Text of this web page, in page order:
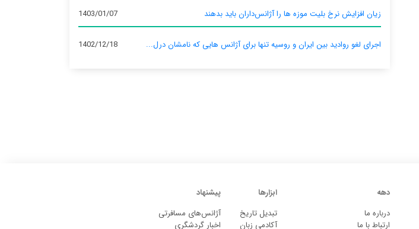
زیان افزایش نرخ بلیت موزه ها را آژانس‌داران باید بدهند 1403/01/07
اجرای لغو روادید بین ایران و روسیه تنها برای آژانس‌ هایی که نامشان درل... 1402/12/18
دهه
درباره ما
ارتباط با ما
ابزارها
تبدیل تاریخ
آکادمی زبان
پیشنهاد
آژانس‌های مسافرتی
اخبار گردشگری